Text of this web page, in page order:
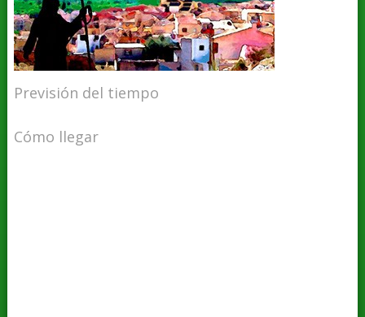
Previsión del tiempo
Cómo llegar